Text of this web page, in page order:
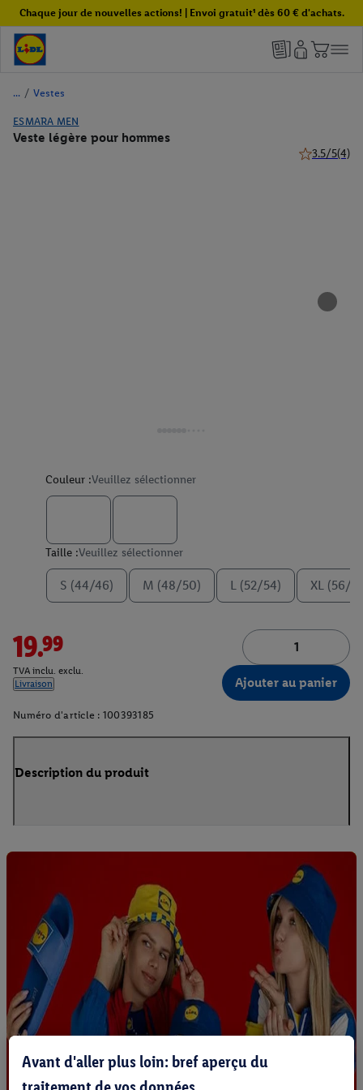
Chaque jour de nouvelles actions! | Envoi gratuit¹ dès 60 € d'achats.
/ Vestes
ESMARA MEN
Veste légère pour hommes
3.5/5(4)
Couleur :Veuillez sélectionner
Taille :Veuillez sélectionner
S (44/46) M (48/50) L (52/54) XL (56/
19.99
TVA inclu. exclu.
Livraison
Ajouter au panier
Numéro d'article : 100393185
Description du produit
Avant d'aller plus loin: bref aperçu du